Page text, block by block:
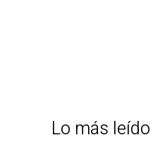
Lo más leído